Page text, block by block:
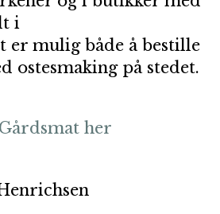
i
er mulig både å bestille
ostesmaking på stedet.
her